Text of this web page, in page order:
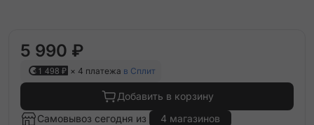
5 990 ₽
1 498 ₽ × 4 платежа в Сплит
Добавить в корзину
Самовывоз сегодня из
4 магазинов